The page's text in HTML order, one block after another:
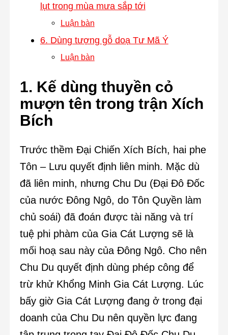
lụt trong mùa mưa sắp tới
Luận bàn
6. Dùng tượng gỗ doạ Tư Mã Ý
Luận bàn
1. Kế dùng thuyền cỏ
mượn tên trong trận Xích
Bích
Trước thềm Đại Chiến Xích Bích, hai phe
Tôn – Lưu quyết định liên minh. Mặc dù
đã liên minh, nhưng Chu Du (Đại Đô Đốc
của nước Đông Ngô, do Tôn Quyền làm
chủ soái) đã đoán được tài năng và trí
tuệ phi phàm của Gia Cát Lượng sẽ là
mối hoạ sau này của Đông Ngô. Cho nên
Chu Du quyết định dùng phép công để
trừ khử Khổng Minh Gia Cát Lượng. Lúc
bấy giờ Gia Cát Lượng đang ở trong đại
doanh của Chu Du nên quyền lực đang